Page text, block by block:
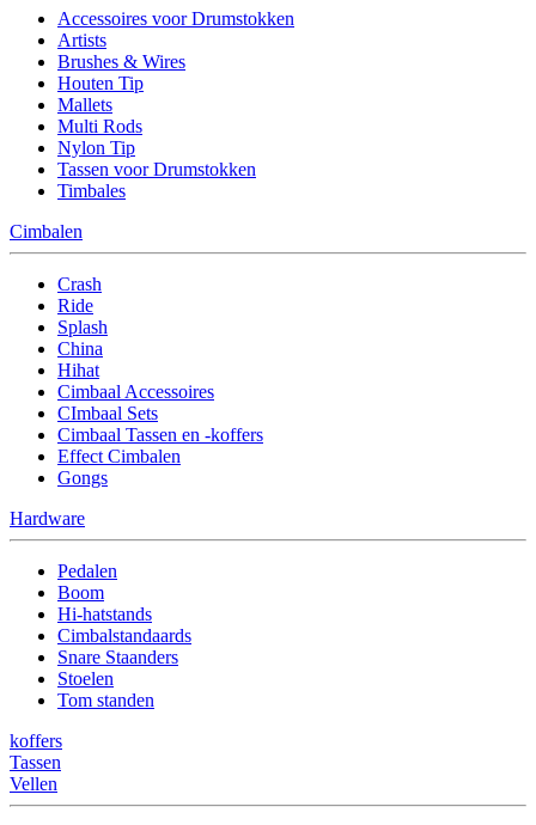
Accessoires voor Drumstokken
Artists
Brushes & Wires
Houten Tip
Mallets
Multi Rods
Nylon Tip
Tassen voor Drumstokken
Timbales
Cimbalen
Crash
Ride
Splash
China
Hihat
Cimbaal Accessoires
CImbaal Sets
Cimbaal Tassen en -koffers
Effect Cimbalen
Gongs
Hardware
Pedalen
Boom
Hi-hatstands
Cimbalstandaards
Snare Staanders
Stoelen
Tom standen
koffers
Tassen
Vellen